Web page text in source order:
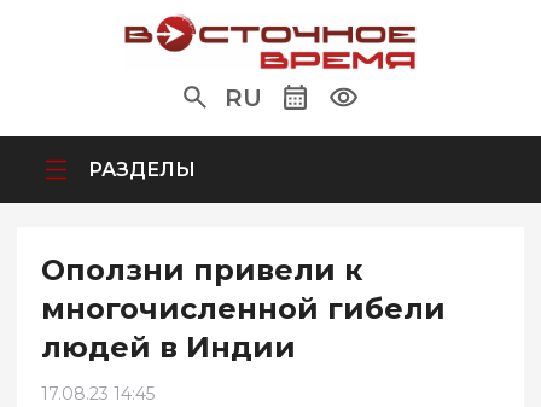
RU
РАЗДЕЛЫ
Оползни привели к
многочисленной гибели
людей в Индии
17.08.23 14:45